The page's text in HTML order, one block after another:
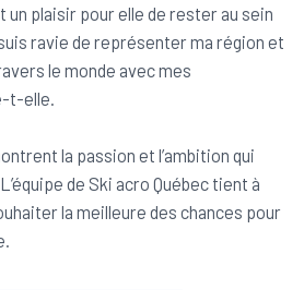
un plaisir pour elle de rester au sein
ravie de représenter ma région et
le monde avec mes
t-elle.
la passion et l’ambition qui
de Ski acro Québec tient à
la meilleure des chances pour